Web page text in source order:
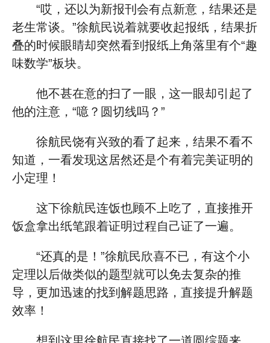
“哎，还以为新报刊会有点新意，结果还是
老生常谈。”徐航民说着就要收起报纸，结果折
叠的时候眼睛却突然看到报纸上角落里有个“趣
味数学”板块。
他不甚在意的扫了一眼，这一眼却引起了
他的注意，“噫？圆切线吗？”
徐航民饶有兴致的看了起来，结果不看不
知道，一看发现这居然还是个有着完美证明的
小定理！
这下徐航民连饭也顾不上吃了，直接推开
饭盒拿出纸笔跟着证明过程自己证了一遍。
“还真的是！”徐航民欣喜不已，有这个小
定理以后做类似的题型就可以免去复杂的推
导，更加迅速的找到解题思路，直接提升解题
效率！